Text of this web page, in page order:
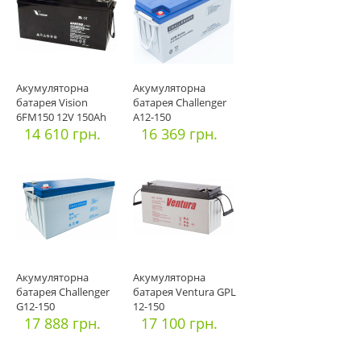
Акумуляторна
батарея Vision
6FM150 12V 150Ah
14 610 грн.
Акумуляторна
батарея Challenger
A12-150
16 369 грн.
Акумуляторна
батарея Challenger
G12-150
17 888 грн.
Акумуляторна
батарея Ventura GPL
12-150
17 100 грн.